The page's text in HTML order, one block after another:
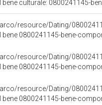
bene culturale: 0800241145-
resource/Dating/
bene 0800241145-bene-
resource/Dating/
bene 0800241145-bene-
resource/Dating/
bene 0800241145-bene-